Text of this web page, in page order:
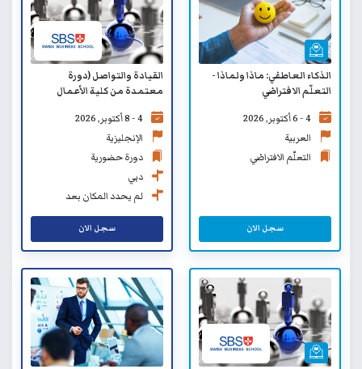
الذكاء العاطفي: ماذا ولماذا -
التعلّم الافتراضي
4 - 6 أكتوبر, 2026
العربية
التعلّم الافتراضي
سجل الان
القيادة والتواصل (دورة
معتمدة من كلية الأعمال
4 - 8 أكتوبر, 2026
الإنجليزية
دورة حضورية
دبي
لم يحدد المكان بعد
سجل الان